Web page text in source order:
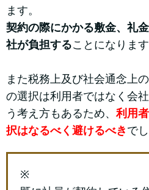
ます。
契約の際にかかる敷金、礼
社が負担することになります
また税務上及び社会通念上
の選択は利用者ではなく会
う考え方もあるため、利用
択はなるべく避けるべき で
※